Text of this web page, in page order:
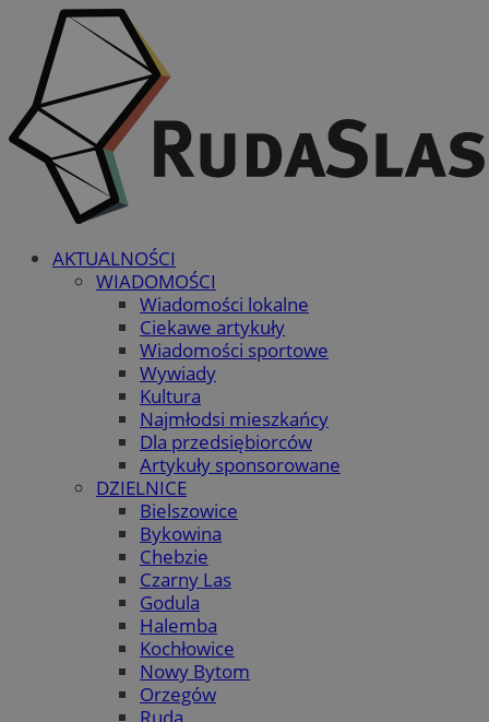
AKTUALNOŚCI
WIADOMOŚCI
Wiadomości lokalne
Ciekawe artykuły
Wiadomości sportowe
Wywiady
Kultura
Najmłodsi mieszkańcy
Dla przedsiębiorców
Artykuły sponsorowane
DZIELNICE
Bielszowice
Bykowina
Chebzie
Czarny Las
Godula
Halemba
Kochłowice
Nowy Bytom
Orzegów